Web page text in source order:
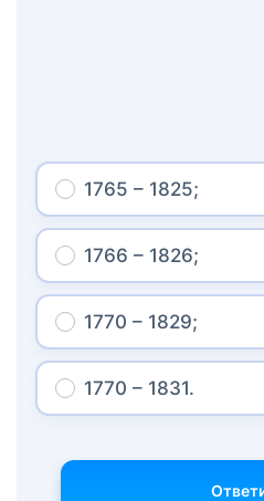
1765 – 1825;
1766 – 1826;
1770 – 1829;
1770 – 1831.